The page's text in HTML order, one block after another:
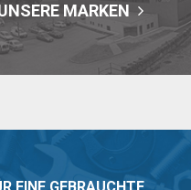
MARKEN